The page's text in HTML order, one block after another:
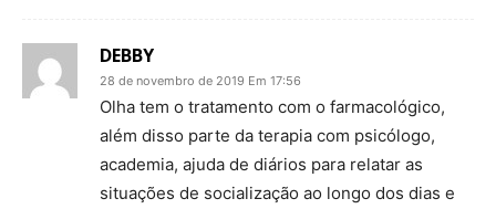
DEBBY
28 de novembro de 2019 Em 17:56
Olha tem o tratamento com o farmacológico,
além disso parte da terapia com psicólogo,
academia, ajuda de diários para relatar as
situações de socialização ao longo dos dias e